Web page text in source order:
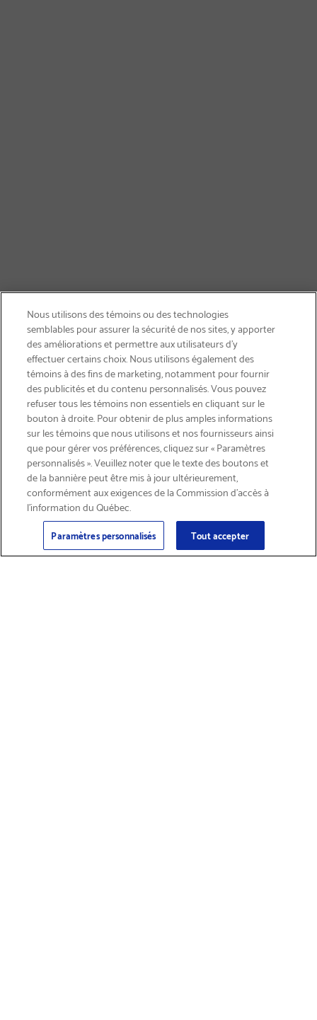
INSCRIVEZ-VOUS & ÉCONOMISEZ 15%
Courriel
Inscription
Nous utilisons des témoins ou des technologies
semblables pour assurer la sécurité de nos sites, y apporter
des améliorations et permettre aux utilisateurs d’y
effectuer certains choix. Nous utilisons également des
témoins à des fins de marketing, notamment pour fournir
des publicités et du contenu personnalisés. Vous pouvez
refuser tous les témoins non essentiels en cliquant sur le
bouton à droite. Pour obtenir de plus amples informations
sur les témoins que nous utilisons et nos fournisseurs ainsi
que pour gérer vos préférences, cliquez sur « Paramètres
personnalisés ». Veuillez noter que le texte des boutons et
de la bannière peut être mis à jour ultérieurement,
conformément aux exigences de la Commission d’accès à
l’information du Québec.
Paramètres personnalisés Tout accepter